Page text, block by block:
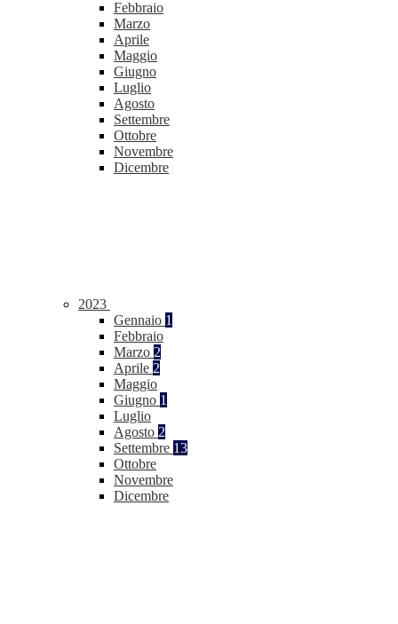
Febbraio
Marzo
Aprile
Maggio
Giugno
Luglio
Agosto
Settembre
Ottobre
Novembre
Dicembre
2023
Gennaio 1
Febbraio
Marzo 2
Aprile 2
Maggio
Giugno 1
Luglio
Agosto 2
Settembre 13
Ottobre
Novembre
Dicembre